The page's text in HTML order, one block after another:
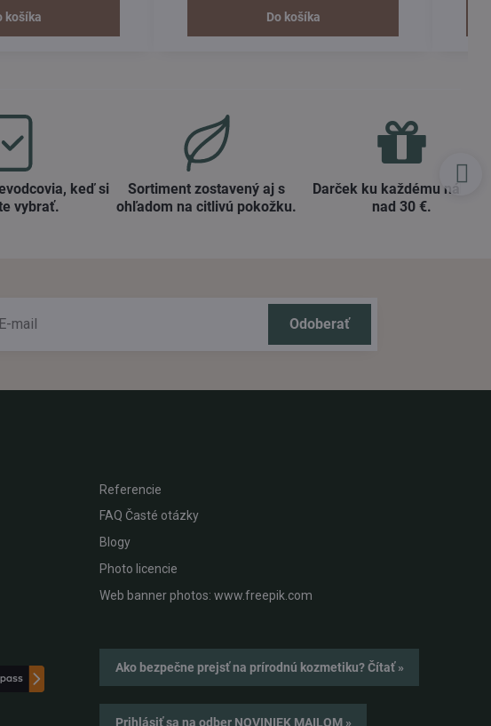
košíka
Vyskúšajte!
Do košíka
keď si
vybrať​.
Sortiment zostavený aj s
ohľadom na citlivú pokožku​.
Darček ku každému nákupu
nad 30 €​.
Odoberať
Referencie
FAQ Časté otázky
Blogy
Photo licencie
Web banner photos: www.freepik.com
Ako bezpečne prejsť na prírodnú kozmetiku? Čítať »
Prihlásiť sa na odber NOVINIEK MAILOM »